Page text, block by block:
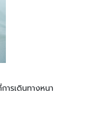
ารเดินทางหนา